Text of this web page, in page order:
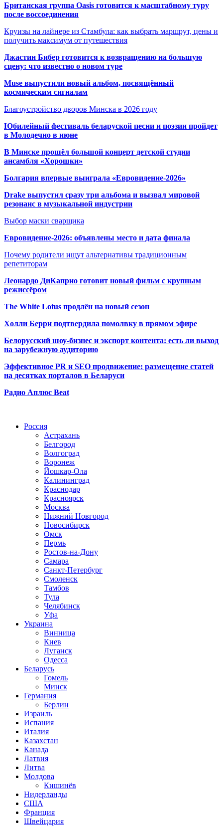
Британская группа Oasis готовится к масштабному туру
после воссоединения
Круизы на лайнере из Стамбула: как выбрать маршрут, цены и
получить максимум от путешествия
Джастин Бибер готовится к возвращению на большую
сцену: что известно о новом туре
Muse выпустили новый альбом, посвящённый
космическим сигналам
Благоустройство дворов Минска в 2026 году
Юбилейный фестиваль беларуской песни и поэзии пройдет
в Молодечно в июне
В Минске прошёл большой концерт детской студии
ансамбля «Хорошки»
Болгария впервые выиграла «Евровидение-2026»
Drake выпустил сразу три альбома и вызвал мировой
резонанс в музыкальной индустрии
Выбор маски сварщика
Евровидение-2026: объявлены место и дата финала
Почему родители ищут альтернативы традиционным
репетиторам
Леонардо ДиКаприо готовит новый фильм с крупным
режиссёром
The White Lotus продлён на новый сезон
Холли Берри подтвердила помолвку в прямом эфире
Белорусский шоу-бизнес и экспорт контента: есть ли выход
на зарубежную аудиторию
Эффективное PR и SEO продвижение: размещение статей
на десятках порталов в Беларуси
Радио Аплюс Beat
Россия
Астрахань
Белгород
Волгоград
Воронеж
Йошкар-Ола
Калининград
Краснодар
Красноярск
Москва
Нижний Новгород
Новосибирск
Омск
Пермь
Ростов-на-Дону
Самара
Санкт-Петербург
Смоленск
Тамбов
Тула
Челябинск
Уфа
Украина
Винница
Киев
Луганск
Одесса
Беларусь
Гомель
Минск
Германия
Берлин
Израиль
Испания
Италия
Казахстан
Канада
Латвия
Литва
Молдова
Кишинёв
Нидерланды
США
Франция
Швейцария